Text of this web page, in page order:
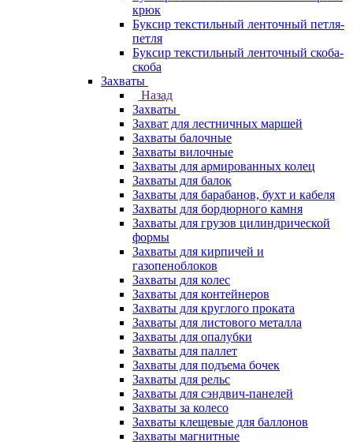
крюк
Буксир текстильный ленточный петля-
петля
Буксир текстильный ленточный скоба-
скоба
Захваты
Назад
Захваты
Захват для лестничных маршей
Захваты балочные
Захваты вилочные
Захваты для армированных колец
Захваты для балок
Захваты для барабанов, бухт и кабеля
Захваты для бордюрного камня
Захваты для грузов цилиндрической
формы
Захваты для кирпичей и
газопеноблоков
Захваты для колес
Захваты для контейнеров
Захваты для круглого проката
Захваты для листового металла
Захваты для опалубки
Захваты для паллет
Захваты для подъема бочек
Захваты для рельс
Захваты для сэндвич-панелей
Захваты за колесо
Захваты клещевые для баллонов
Захваты магнитные